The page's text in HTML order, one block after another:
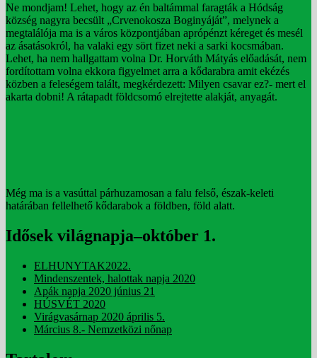
Ne mondjam! Lehet, hogy az én baltámmal faragták a Hódság
község nagyra becsült „Crvenokosza Boginyáját”, melynek a
megtalálója ma is a város központjában aprópénzt kéreget és mesél
az ásatásokról, ha valaki egy sört fizet neki a sarki kocsmában.
Lehet, ha nem hallgattam volna Dr. Horváth Mátyás előadását, nem
fordítottam volna ekkora figyelmet arra a kődarabra amit ekézés
közben a feleségem talált, megkérdezett: Milyen csavar ez?- mert el
akarta dobni! A rátapadt földcsomó elrejtette alakját, anyagát.
Még ma is a vasúttal párhuzamosan a falu felső, észak-keleti
határában fellelhető kődarabok a földben, föld alatt.
Idősek világnapja–október 1.
ELHUNYTAK2022.
Mindenszentek, halottak napja 2020
Apák napja 2020 június 21
HÚSVÉT 2020
Virágvasárnap 2020 április 5.
Március 8.- Nemzetközi nőnap